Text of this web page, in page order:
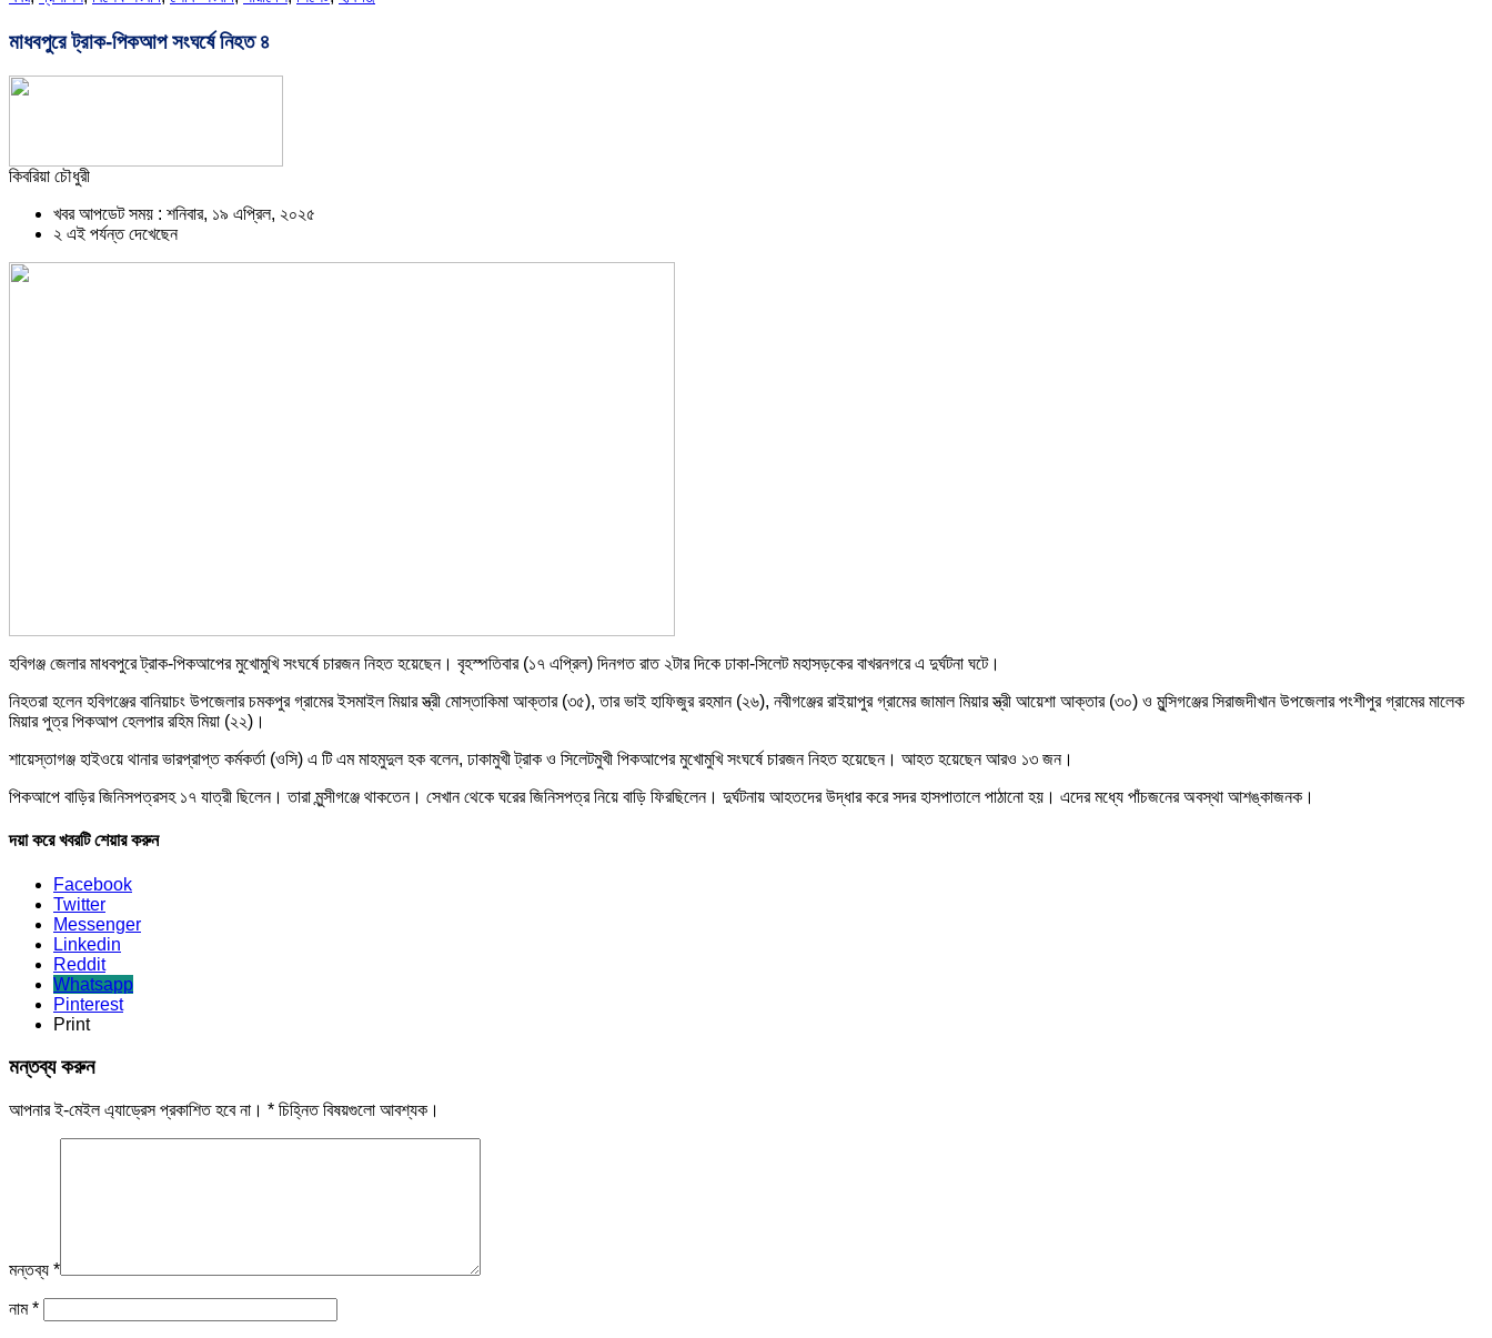
মাধবপুরে ট্রাক-পিকআপ সংঘর্ষে নিহত ৪
কিবরিয়া চৌধুরী
খবর আপডেট সময় : শনিবার, ১৯ এপ্রিল, ২০২৫
২ এই পর্যন্ত দেখেছেন
হবিগঞ্জ জেলার মাধবপুরে ট্রাক-পিকআপের মুখোমুখি সংঘর্ষে চারজন নিহত হয়েছেন। বৃহস্পতিবার (১৭ এপ্রিল) দিনগত রাত ২টার দিকে ঢাকা-সিলেট মহাসড়কের বাখরনগরে এ দুর্ঘটনা ঘটে।
নিহতরা হলেন হবিগঞ্জের বানিয়াচং উপজেলার চমকপুর গ্রামের ইসমাইল মিয়ার স্ত্রী মোস্তাকিমা আক্তার (৩৫), তার ভাই হাফিজুর রহমান (২৬), নবীগঞ্জের রাইয়াপুর গ্রামের জামাল মিয়ার স্ত্রী আয়েশা আক্তার (৩০) ও মুন্সিগঞ্জের সিরাজদীখান উপজেলার পংশীপুর গ্রামের মালেক
মিয়ার পুত্র পিকআপ হেলপার রহিম মিয়া (২২)।
শায়েস্তাগঞ্জ হাইওয়ে থানার ভারপ্রাপ্ত কর্মকর্তা (ওসি) এ টি এম মাহমুদুল হক বলেন, ঢাকামুখী ট্রাক ও সিলেটমুখী পিকআপের মুখোমুখি সংঘর্ষে চারজন নিহত হয়েছেন। আহত হয়েছেন আরও ১৩ জন।
পিকআপে বাড়ির জিনিসপত্রসহ ১৭ যাত্রী ছিলেন। তারা মুন্সীগঞ্জে থাকতেন। সেখান থেকে ঘরের জিনিসপত্র নিয়ে বাড়ি ফিরছিলেন। দুর্ঘটনায় আহতদের উদ্ধার করে সদর হাসপাতালে পাঠানো হয়। এদের মধ্যে পাঁচজনের অবস্থা আশঙ্কাজনক।
দয়া করে খবরটি শেয়ার করুন
Facebook
Twitter
Messenger
Linkedin
Reddit
Whatsapp
Pinterest
Print
মন্তব্য করুন
আপনার ই-মেইল এ্যাড্রেস প্রকাশিত হবে না। * চিহ্নিত বিষয়গুলো আবশ্যক।
মন্তব্য *
নাম*